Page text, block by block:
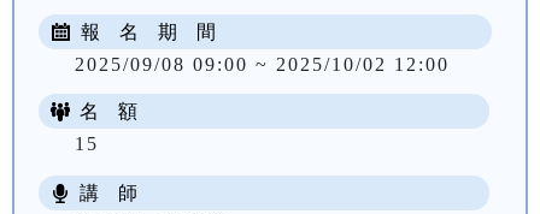
報 名 期 間
2025/09/08 09:00 ~ 2025/10/02 12:00
名 額
15
講 師